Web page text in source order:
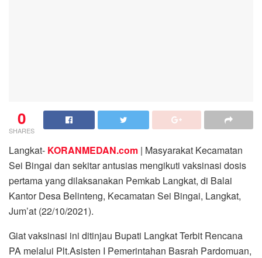
0
SHARES
Langkat- KORANMEDAN.com | Masyarakat Kecamatan
Sei Bingai dan sekitar antusias mengikuti vaksinasi dosis
pertama yang dilaksanakan Pemkab Langkat, di Balai
Kantor Desa Belinteng, Kecamatan Sei Bingai, Langkat,
Jum’at (22/10/2021).
Giat vaksinasi ini ditinjau Bupati Langkat Terbit Rencana
PA melalui Plt.Asisten I Pemerintahan Basrah Pardomuan,